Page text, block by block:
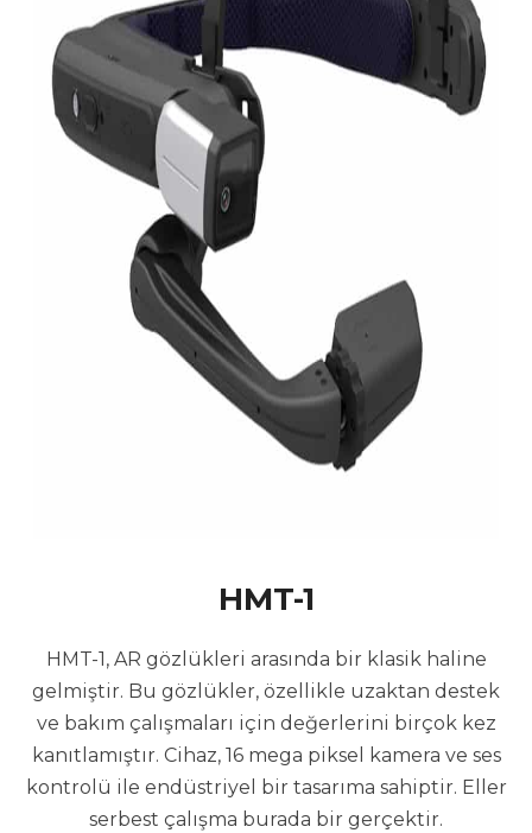
HMT-1
HMT-1, AR gözlükleri arasında bir klasik haline
gelmiştir. Bu gözlükler, özellikle uzaktan destek
ve bakım çalışmaları için değerlerini birçok kez
kanıtlamıştır. Cihaz, 16 mega piksel kamera ve ses
kontrolü ile endüstriyel bir tasarıma sahiptir. Eller
serbest çalışma burada bir gerçektir.